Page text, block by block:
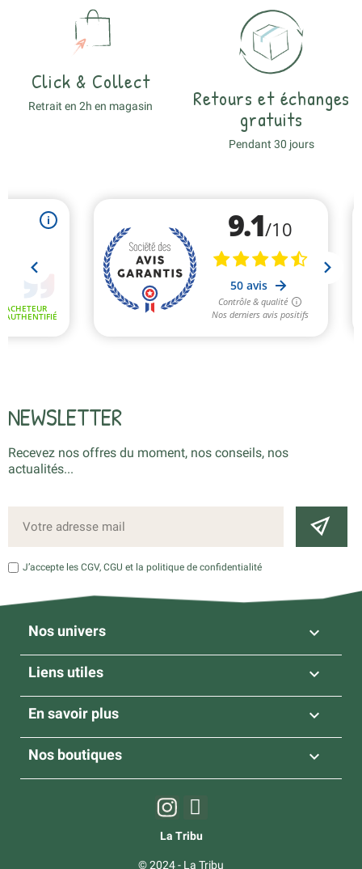
Click & Collect
Retrait en 2h en magasin
Retours et échanges
gratuits
Pendant 30 jours
NEWSLETTER
Recevez nos offres du moment, nos conseils, nos
actualités...
J’accepte les CGV, CGU et la politique de confidentialité
Nos univers 
Liens utiles 
En savoir plus 
Nos boutiques 
La Tribu
© 2024 - La Tribu